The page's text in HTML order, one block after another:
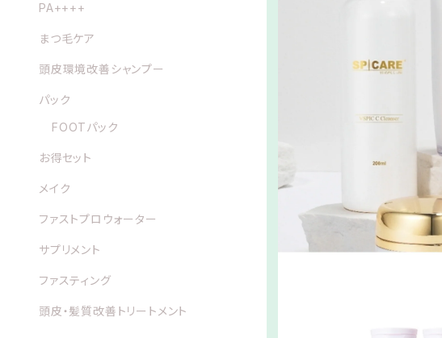
PA++++
まつ毛ケア
頭皮環境改善シャンプー
パック
FOOTパック
お得セット
メイク
ファストプロウォーター
サプリメント
ファスティング
頭皮・髪質改善トリートメント